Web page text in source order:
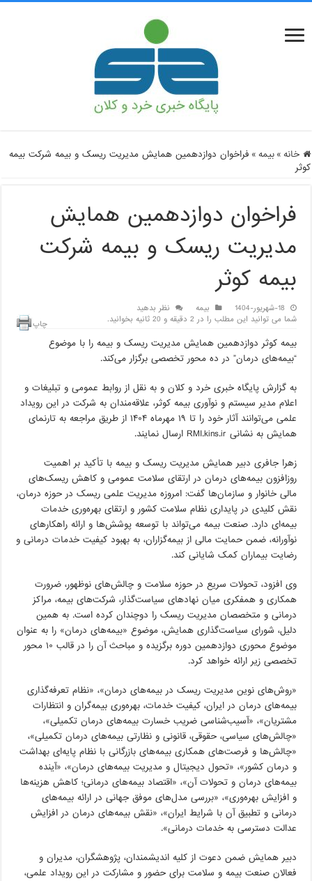
خانه » بیمه » فراخوان دوازدهمین همایش مدیریت ریسک و بیمه شرکت بیمه
کوثر
فراخوان دوازدهمین همایش
مدیریت ریسک و بیمه شرکت
بیمه کوثر
18-شهریور-1404 بیمه
نظر بدهید
شما می توانید این مطلب را در 2 دقیقه و 20 ثانیه بخوانید.
چاپ
بیمه کوثر دوازدهمین همایش مدیریت ریسک و بیمه را با موضوع
“بیمه‌های درمان” در ده محور تخصصی برگزار می‌کند.
به گزارش پایگاه خبری خرد و کلان و به نقل از روابط عمومی و تبلیغات و
اعلام مدیر سیستم و نوآوری بیمه کوثر، علاقه‌مندان به شرکت در این رویداد
علمی می‌‌توانند آثار خود را تا ۱۹ مهرماه ۱۴۰۴ از طریق مراجعه به تارنمای
همایش به نشانی RMI.kins.ir ارسال نمایند.
زهرا جافری دبیر همایش مدیریت ریسک و بیمه با تأکید بر اهمیت
روزافزون بیمه‌های درمان در ارتقای سلامت عمومی و کاهش ریسک‌های
مالی خانوار و سازمان‌ها گفت: امروزه مدیریت علمی ریسک در حوزه درمان،
نقش کلیدی در پایداری نظام سلامت کشور و ارتقای بهره‌وری خدمات
بیمه‌ای دارد. صنعت بیمه می‌تواند با توسعه پوشش‌ها و ارائه راهکارهای
نوآورانه، ضمن حمایت مالی از بیمه‌گزاران، به بهبود کیفیت خدمات درمانی و
رضایت بیماران کمک شایانی کند.
وی افزود، تحولات سریع در حوزه سلامت و چالش‌های نوظهور، ضرورت
همکاری و همفکری میان نهادهای سیاست‌گذار، شرکت‌های بیمه، مراکز
درمانی و متخصصان مدیریت ریسک را دوچندان کرده است. به همین
دلیل، شورای سیاست‌گذاری همایش، موضوع «بیمه‌های درمان» را به عنوان
موضوع محوری دوازدهمین دوره برگزیده و مباحث آن را در قالب ۱۰ محور
تخصصی زیر ارائه خواهد کرد.
«روش‌های نوین مدیریت ریسک در بیمه‌های درمان»، «نظام تعرفه‌گذاری
بیمه‌های درمان در ایران، کیفیت خدمات، بهره‌وری بیمه‌گران و انتظارات
مشتریان»، «آسیب‌شناسی ضریب خسارت بیمه‌های درمان تکمیلی»،
«چالش‌های سیاسی، حقوقی، قانونی و نظارتی بیمه‌های درمان تکمیلی»،
«چالش‌ها و فرصت‌های همکاری بیمه‌های بازرگانی با نظام پایه‌ای بهداشت
و درمان کشور»، «تحول دیجیتال و مدیریت بیمه‌های درمان»، «آینده‌
بیمه‌های درمان و تحولات آن»، «اقتصاد بیمه‌های درمانی؛ کاهش هزینه‌ها
و افزایش بهره‌وری»، «بررسی مدل‌های موفق جهانی در ارائه بیمه‌های
درمانی و تطبیق آن با شرایط ایران»، «نقش بیمه‌های درمان در افزایش
عدالت دسترسی به خدمات درمانی».
دبیر همایش ضمن دعوت از کلیه اندیشمندان، پژوهشگران، مدیران و
فعالان صنعت بیمه و سلامت برای حضور و مشارکت در این رویداد علمی،